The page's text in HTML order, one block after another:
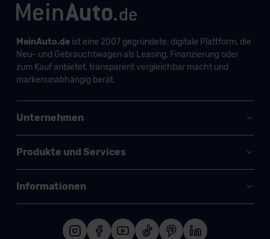
MeinAuto.deist eine 2007 gegründete, digitale Plattform, die
Neu- und Gebrauchtwagen als Leasing, Finanzierung oder
zum Kauf anbietet, transparent vergleichbar macht und
markenunabhängig berät.
Unternehmen
Produkte und Services
Informationen